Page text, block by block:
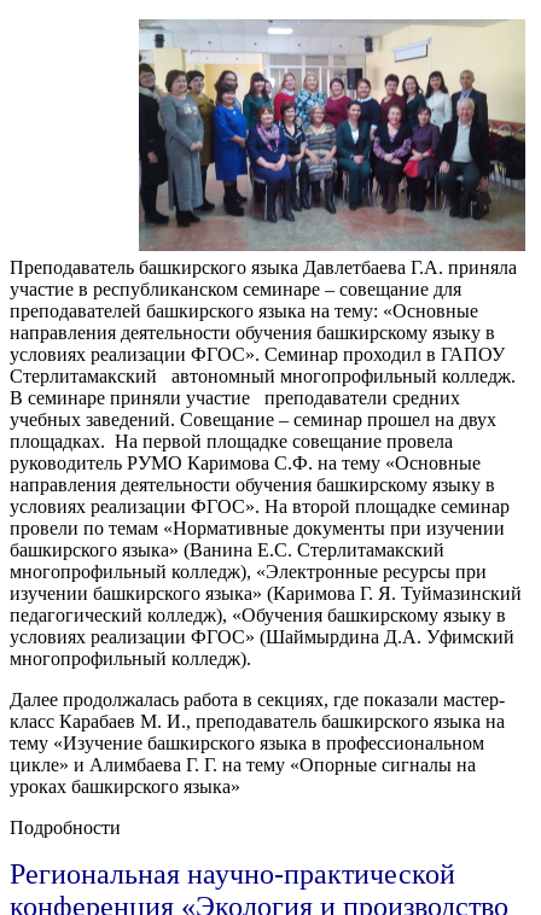
Преподаватель башкирского языка Давлетбаева Г.А. приняла
участие в республиканском семинаре – совещание для
преподавателей башкирского языка на тему: «Основные
направления деятельности обучения башкирскому языку в
условиях реализации ФГОС». Семинар проходил в ГАПОУ
Стерлитамакский автономный многопрофильный колледж.
В семинаре приняли участие преподаватели средних
учебных заведений. Совещание – семинар прошел на двух
площадках. На первой площадке совещание провела
руководитель РУМО Каримова С.Ф. на тему «Основные
направления деятельности обучения башкирскому языку в
условиях реализации ФГОС». На второй площадке семинар
провели по темам «Нормативные документы при изучении
башкирского языка» (Ванина Е.С. Стерлитамакский
многопрофильный колледж), «Электронные ресурсы при
изучении башкирского языка» (Каримова Г. Я. Туймазинский
педагогический колледж), «Обучения башкирскому языку в
условиях реализации ФГОС» (Шаймырдина Д.А. Уфимский
многопрофильный колледж).
Далее продолжалась работа в секциях, где показали мастер-
класс Карабаев М. И., преподаватель башкирского языка на
тему «Изучение башкирского языка в профессиональном
цикле» и Алимбаева Г. Г. на тему «Опорные сигналы на
уроках башкирского языка»
Подробности
Региональная научно-практической
конференция «Экология и производство